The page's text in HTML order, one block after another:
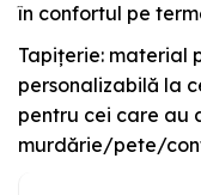
în confortul pe
Tapițerie: material
personalizabilă la
pentru cei care au
murdărie/pete/